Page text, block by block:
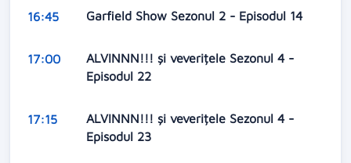
16:45 Garfield Show Sezonul 2 - Episodul 14
17:00
ALVINNN!!! și veverițele Sezonul 4 -
Episodul 22
17:15
ALVINNN!!! și veverițele Sezonul 4 -
Episodul 23